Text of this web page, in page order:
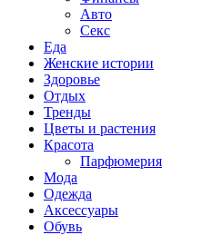
Авто
Секс
Еда
Женские истории
Здоровье
Отдых
Тренды
Цветы и растения
Красота
Парфюмерия
Мода
Одежда
Аксессуары
Обувь